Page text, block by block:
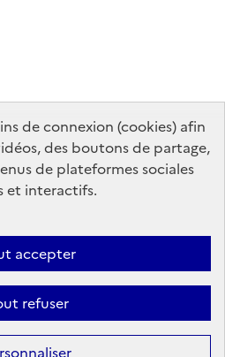
de connexion (cookies) afin
des boutons de partage,
de plateformes sociales
et interactifs.
accepter
refuser
info.gouv.fr
Accessibilité : partiellement conforme
des données
Plan du site
contenus de ce site sont sous